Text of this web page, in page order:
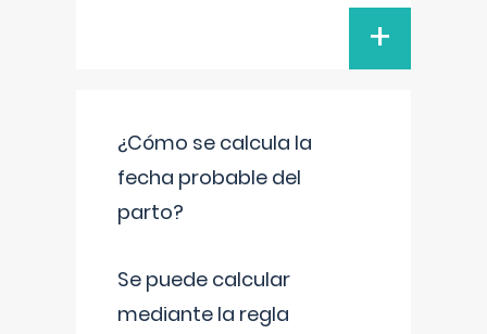
+
¿Cómo se calcula la
fecha probable del
parto?
Se puede calcular
mediante la regla